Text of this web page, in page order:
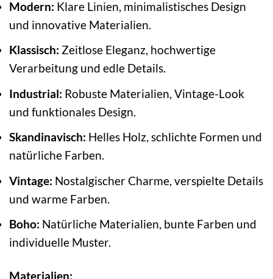
Modern: Klare Linien, minimalistisches Design
und innovative Materialien.
Klassisch: Zeitlose Eleganz, hochwertige
Verarbeitung und edle Details.
Industrial: Robuste Materialien, Vintage-Look
und funktionales Design.
Skandinavisch: Helles Holz, schlichte Formen und
natürliche Farben.
Vintage: Nostalgischer Charme, verspielte Details
und warme Farben.
Boho: Natürliche Materialien, bunte Farben und
individuelle Muster.
Materialien: